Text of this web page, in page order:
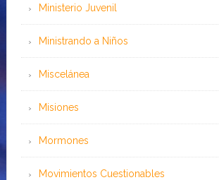
Ministerio Juvenil
Ministrando a Niños
Miscelánea
Misiones
Mormones
Movimientos Cuestionables